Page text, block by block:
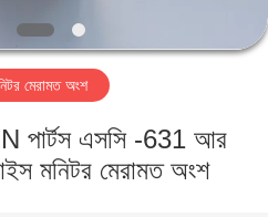
মেরামত অংশ
পার্টস এসসি -631 আর
মনিটর মেরামত অংশ